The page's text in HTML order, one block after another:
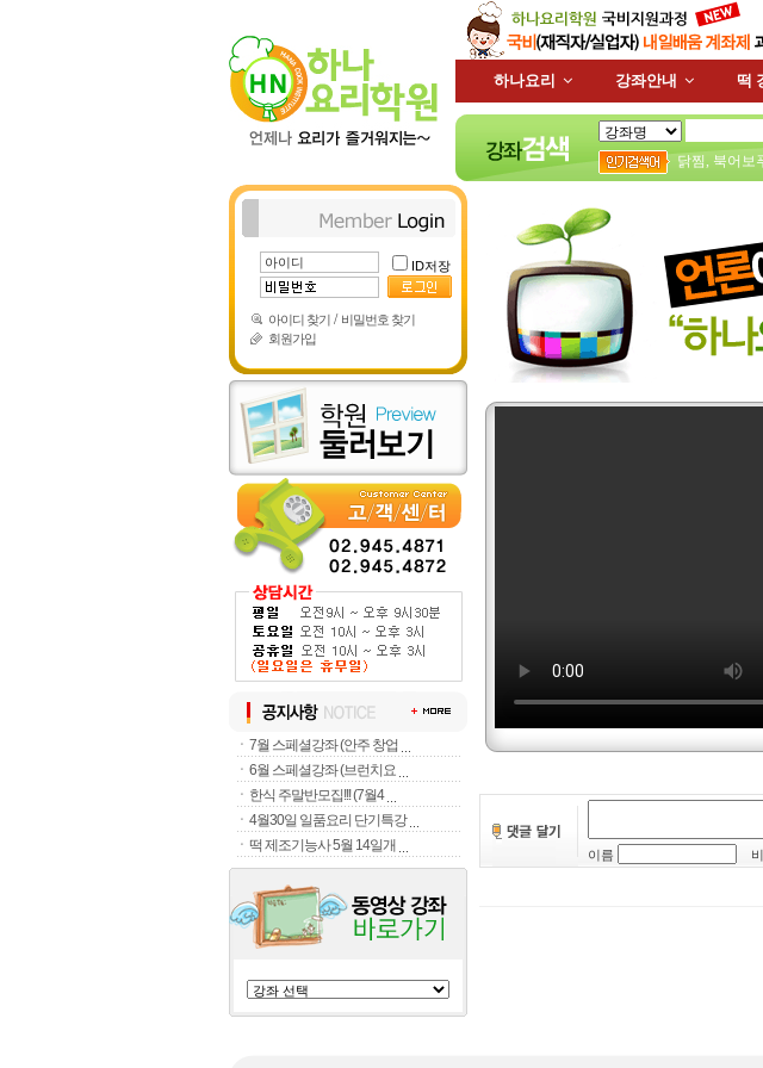
하나요리 강좌안내 떡
닭찜 북어보
ID저장
아이디 찾기 / 비밀번호 찾기
회원가입
ㆍ 7월 스페셜강좌 (안주 창업
ㆍ 6월 스페셜강좌 (브런치요
ㆍ 한식 주말반모집!!! (7월4
ㆍ 4월30일 일품요리 단기특강
ㆍ 떡 제조기능사 5월 14일개
이름